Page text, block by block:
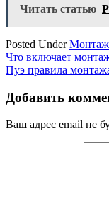
Читать статью
Posted UnderМонтаж
Навигация
по
записям
Что включает
Пуэ правила
Добавить
Ваш адрес email не